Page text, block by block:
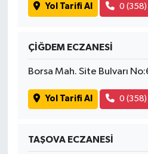
Yol Tarifi Al 0
ÇİĞDEM ECZANESİ
Borsa Mah. Site Bulvarı
Yol Tarifi Al 0
TAŞOVA ECZANESİ